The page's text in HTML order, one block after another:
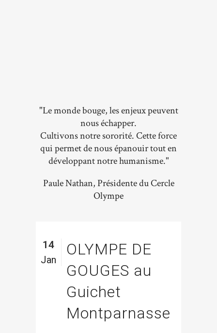
"Le monde bouge, les enjeux peuvent
nous échapper.
Cultivons notre sororité. Cette force
qui permet de nous épanouir tout en
développant notre humanisme."
Paule Nathan, Présidente du Cercle
Olympe
14
Jan
OLYMPE DE
GOUGES au
Guichet
Montparnasse